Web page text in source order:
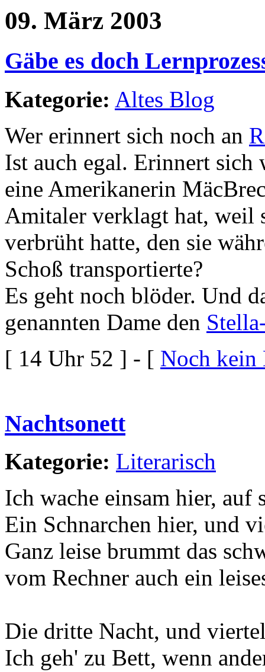
09. März 2003
Gäbe es doch
Kategorie: Altes Blog
Wer erinnert sich noch an
Ist auch egal. Erinnert sich
eine Amerikanerin
Amitaler verklagt hat, weil
verbrüht hatte, den sie
Schoß transportierte?
Es geht noch blöder. Und
genannten Dame den
[ 14 Uhr 52 ] - [ Noch kein
Nachtsonett
Kategorie: Literarisch
Ich wache einsam hier, auf
Ein Schnarchen hier, und
Ganz leise brummt das
vom Rechner auch ein
Die dritte Nacht, und
Ich geh' zu Bett, wenn